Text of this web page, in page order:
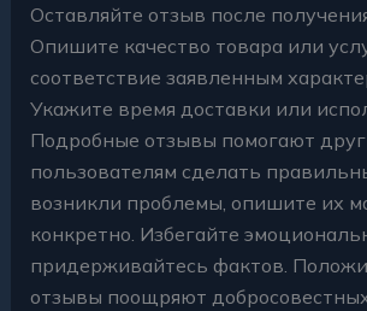
Оставляйте отзыв после
Опишите качество товара или
соответствие заявленным
Укажите время доставки или
Подробные отзывы помогают
пользователям сделать
возникли проблемы, опишите их
конкретно. Избегайте
придерживайтесь фактов.
отзывы поощряют